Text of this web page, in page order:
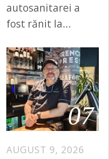
autosanitarei a
fost rănit la…
07
AUGUST 9, 2026